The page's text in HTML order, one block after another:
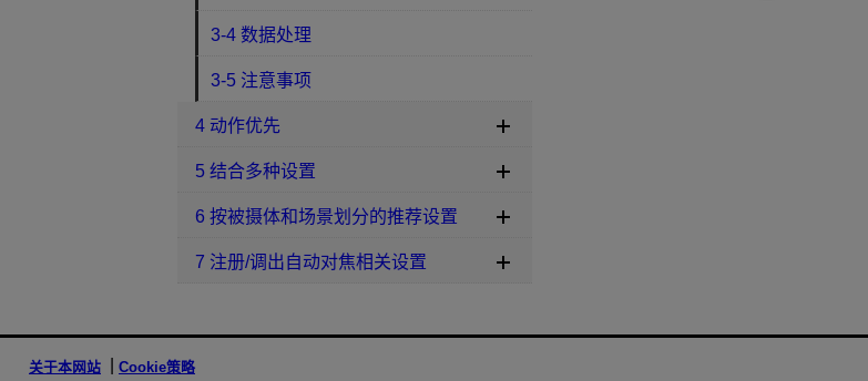
3-4 数据处理
3-5 注意事项
4 动作优先
5 结合多种设置
6 按被摄体和场景划分的推荐设置
7 注册/调出自动对焦相关设置
关于本网站 Cookie策略